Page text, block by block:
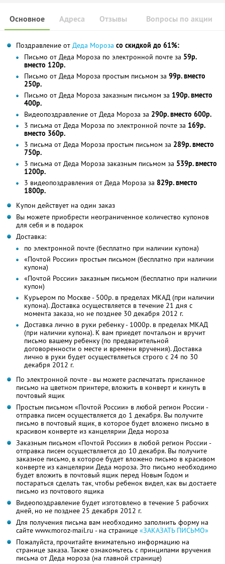
Основное Отзывы Вопросы по акции
Адреса
Поздравление от Деда Мороза со скидкой до 61%:
Письмо от Деда Мороза по электронной почте за 59р.
вместо 120р.
Письмо от Деда Мороза простым письмом за 99р. вместо
250р.
Письмо от Деда Мороза заказным письмом за 190р. вместо
400р.
Видеопоздравление от Деда Мороза за 290р. вместо 600р.
3 письма от Деда Мороза по электронной почте за 169р.
вместо 360р.
3 письма от Деда Мороза простым письмом за 289р. вместо
750р.
3 письма от Деда Мороза заказным письмом за 539р. вместо
1200р.
3 видеопоздравления от Деда Мороза за 829р. вместо
1800р.
Купон действует на один заказ
Вы можете приобрести неограниченное количество купонов
для себя и в подарок
Доставка:
по электронной почте (бесплатно при наличии купона)
«Почтой России» простым письмом (бесплатно при наличии
купона)
«Почтой России» заказным письмом (бесплатно при наличии
купон)
Курьером по Москве - 500р. в пределах МКАД (при наличии
купона). Доставка осуществляется в течение 21 дня с
момента заказа, но не позднее 30 декабря 2012 г.
Доставка лично в руки ребенку - 1000р. в пределах МКАД
(при наличии купона). К вам приедет почтальон и вручит
письмо вашему ребенку (по предварительной
договоренности о месте и времени вручения). Доставка
лично в руки будет осуществляеться строго с 24 по 30
декабря 2012 г.
По электронной почте - вы можете распечатать присланное
письмо на цветном принтере, вложить в конверт и кинуть в
почтовый ящик
Простым письмом «Почтой России» в любой регион России -
отправка писем осуществляется до 1 декабря. Вы получите
письмо в почтовый ящик, в которое будет вложено письмо в
красивом конверте из канцелярии Деда мороза
Заказным письмом «Почтой России» в любой регион России -
отправка писем осуществляется до 10 декабря. Вы получите
заказное письмо, в которое будет вложено письмо в красивом
конверте из канцелярии Деда мороза. Это письмо необходимо
будет вложить в почтовый ящик перед Новым Годом и
постараться сделать так, чтобы ребенок видел, как вы достаете
письмо из почтового ящика
Видеопоздравление будет изготовлено в течение 5 рабочих
дней, но не позднее 25 декабря 2012 г.
Для получения письма вам необходимо заполнить форму на
сайте www.moroz-mail.ru - на странице «ЗАКАЗАТЬ ПИСЬМО»
Пожалуйста, прочитайте внимательно информацию на
странице заказа. Также ознакомьтесь с принципами вручения
письма от Деда мороза (на главной странице)